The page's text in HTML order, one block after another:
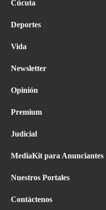
Cúcuta
Deportes
Vida
Newsletter
Opinión
Premium
Judicial
MediaKit para Anunciantes
Nuestros Portales
Contáctenos